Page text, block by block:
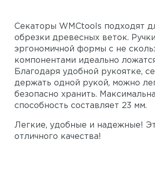
Секаторы WMCtools подходят
обрезки древесных веток. Ручки
эргономичной формы с не
компонентами идеально
Благодаря удобной рукоятке,
держать одной рукой, можно
безопасно хранить.
способность составляет 23 мм.
Легкие, удобные и надежные!
отличного качества!